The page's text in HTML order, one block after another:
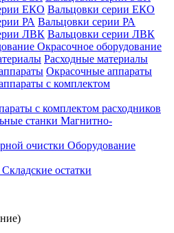
Вальцовки серии ЕКО
Вальцовки серии РА
Вальцовки серии ЛВК
Окрасочное оборудование
Расходные материалы
Окрасочные аппараты
с комплектом расходников
Магнитно-
Оборудование
Складские остатки